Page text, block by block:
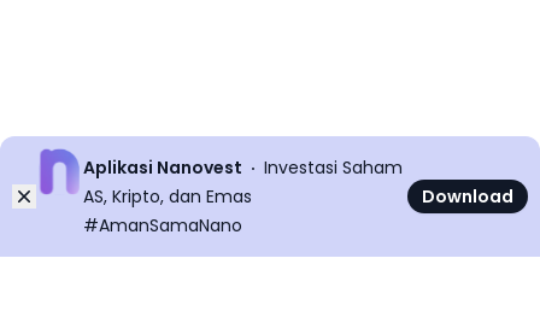
Dismiss
Aplikasi Nanovest
Investasi Saham
AS, Kripto, dan Emas
#AmanSamaNano
Download